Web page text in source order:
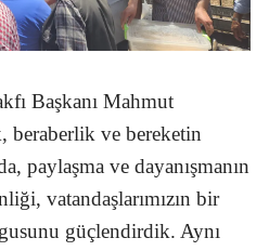
Hakkari
Hatay
Isparta
Mersin
İstanbul
İzmir
Başkanı Mahmut
beraberlik ve bereketin
paylaşma ve dayanışmanın
vatandaşlarımızın bir
güçlendirdik. Aynı